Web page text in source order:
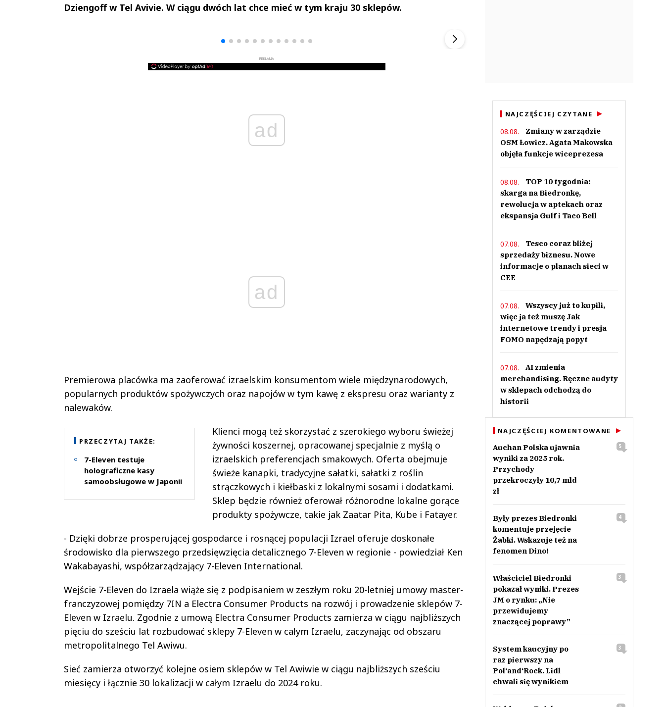
Dziengoff w Tel Avivie. W ciągu dwóch lat chce mieć w tym kraju 30 sklepów.
REKLAMA
ad
ad
Premierowa placówka ma zaoferować izraelskim konsumentom wiele międzynarodowych,
popularnych produktów spożywczych oraz napojów w tym kawę z ekspresu oraz warianty z
nalewaków.
PRZECZYTAJ TAKŻE:
7-Eleven testuje
holograficzne kasy
samoobsługowe w Japonii
Klienci mogą też skorzystać z szerokiego wyboru świeżej
żywności koszernej, opracowanej specjalnie z myślą o
izraelskich preferencjach smakowych. Oferta obejmuje
świeże kanapki, tradycyjne sałatki, sałatki z roślin
strączkowych i kiełbaski z lokalnymi sosami i dodatkami.
Sklep będzie również oferował różnorodne lokalne gorące
produkty spożywcze, takie jak Zaatar Pita, Kube i Fatayer.
- Dzięki dobrze prosperującej gospodarce i rosnącej populacji Izrael oferuje doskonałe
środowisko dla pierwszego przedsięwzięcia detalicznego 7-Eleven w regionie - powiedział Ken
Wakabayashi, współzarządzający 7-Eleven International.
Wejście 7-Eleven do Izraela wiąże się z podpisaniem w zeszłym roku 20-letniej umowy master-
franczyzowej pomiędzy 7IN a Electra Consumer Products na rozwój i prowadzenie sklepów 7-
Eleven w Izraelu. Zgodnie z umową Electra Consumer Products zamierza w ciągu najbliższych
pięciu do sześciu lat rozbudować sklepy 7-Eleven w całym Izraelu, zaczynając od obszaru
metropolitalnego Tel Awiwu.
Sieć zamierza otworzyć kolejne osiem sklepów w Tel Awiwie w ciągu najbliższych sześciu
miesięcy i łącznie 30 lokalizacji w całym Izraelu do 2024 roku.
Andrzej i Marta
Marta i Andrzej
Sterniccy
NAJCZĘŚCIEJ CZYTANE
08.08.
Zmiany w zarządzie
OSM Łowicz. Agata Makowska
objęła funkcje wiceprezesa
08.08.
TOP 10 tygodnia:
skarga na Biedronkę,
rewolucja w aptekach oraz
ekspansja Gulf i Taco Bell
07.08.
Tesco coraz bliżej
sprzedaży biznesu. Nowe
informacje o planach sieci w
CEE
07.08.
Wszyscy już to kupili,
więc ja też muszę Jak
internetowe trendy i presja
FOMO napędzają popyt
07.08.
AI zmienia
merchandising. Ręczne audyty
w sklepach odchodzą do
historii
NAJCZĘŚCIEJ KOMENTOWANE
Auchan Polska ujawnia
wyniki za 2025 rok.
Przychody
przekroczyły 10,7 mld
zł
5
Były prezes Biedronki
komentuje przejęcie
Żabki. Wskazuje też na
fenomen Dino!
4
Właściciel Biedronki
pokazał wyniki. Prezes
JM o rynku: „Nie
przewidujemy
znaczącej poprawy”
3
System kaucyjny po
raz pierwszy na
Pol‘and‘Rock. Lidl
chwali się wynikiem
3